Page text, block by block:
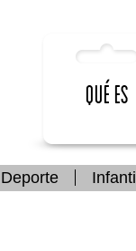
Qué es
Deporte